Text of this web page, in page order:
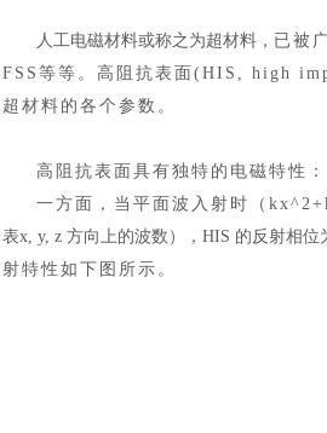
人工电磁材料或称之为超材料， 已被
FSS等等。高阻抗表面(HIS, high
超材料的各个参数。
高阻抗表面具有独特的电磁特性：
一方面，当平面波入射时（
表x, y, z 方向上的波数），HIS 的反射相位
射特性如下图所示。